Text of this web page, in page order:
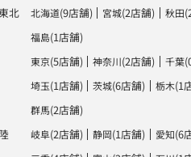
北 北海道(9店舗) 宮城(2店舗) 秋田
福島(1店舗)
東京(5店舗) 神奈川(2店舗) 千葉
埼玉(1店舗) 茨城(6店舗) 栃木(1
群馬(2店舗)
岐阜(2店舗) 静岡(1店舗) 愛知(6